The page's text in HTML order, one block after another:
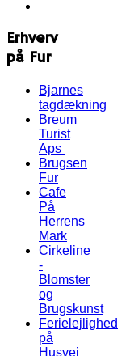
Erhverv
på Fur
Bjarnes
tagdækning
Breum
Turist
Aps
Brugsen
Fur
Cafe
På
Herrens
Mark
Cirkeline
-
Blomster
og
Brugskunst
Ferielejlighed
på
Husvej